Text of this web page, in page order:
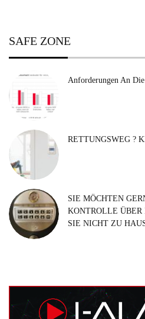
SAFE ZONE
Anforderungen An
RETTUNGSWEG ?
SIE MÖCHTEN
KONTROLLE ÜBER
SIE NICHT ZU